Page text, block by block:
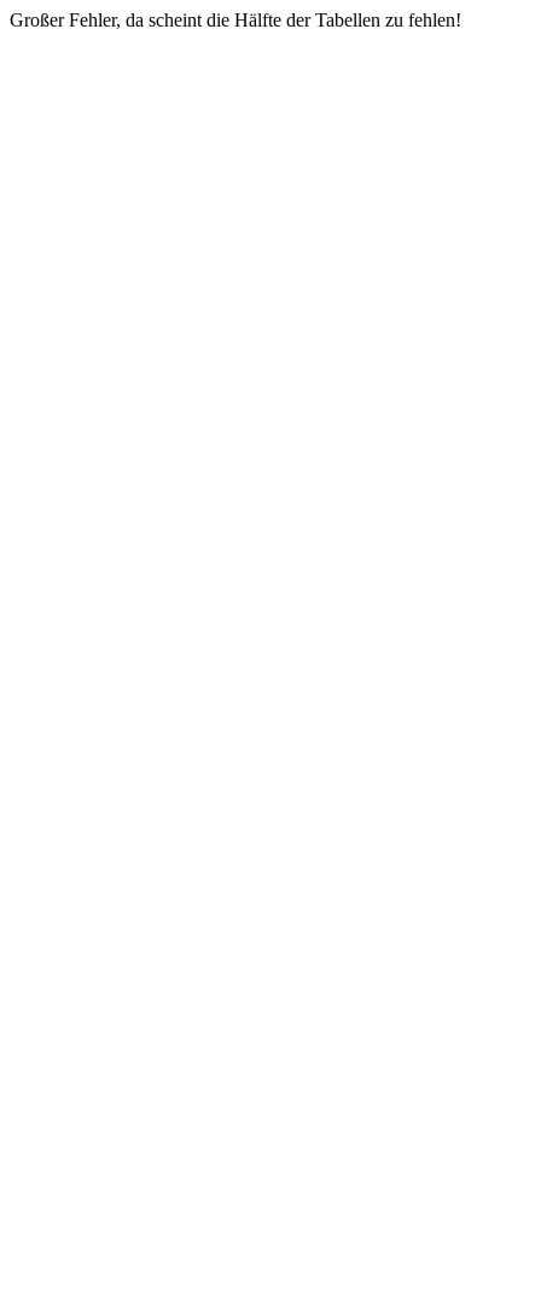
Großer Fehler, da scheint die Hälfte der Tabellen zu fehlen!